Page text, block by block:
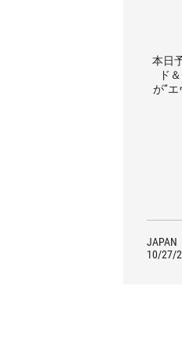
本日
ド
が“
JAPAN
10/27/